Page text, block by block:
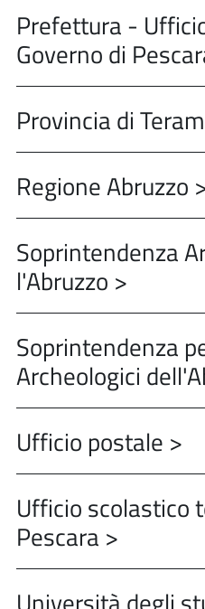
Prefettura -
Governo di
Provincia di
Regione Abruzzo
Soprintendenza
l'Abruzzo >
Soprintendenza
Archeologici
Ufficio postale >
Ufficio scolastico
Pescara >